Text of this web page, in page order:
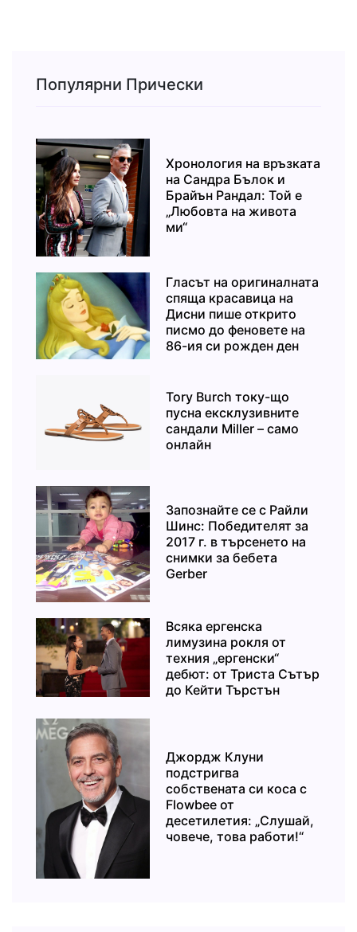
Популярни Прически
Хронология на връзката
на Сандра Бълок и
Брайън Рандал: Той е
„Любовта на живота
ми“
Гласът на оригиналната
спяща красавица на
Дисни пише открито
писмо до феновете на
86-ия си рожден ден
Tory Burch току-що
пусна ексклузивните
сандали Miller – само
онлайн
Запознайте се с Райли
Шинс: Победителят за
2017 г. в търсенето на
снимки за бебета
Gerber
Всяка ергенска
лимузина рокля от
техния „ергенски“
дебют: от Триста Сътър
до Кейти Търстън
Джордж Клуни
подстригва
собствената си коса с
Flowbee от
десетилетия: „Слушай,
човече, това работи!“